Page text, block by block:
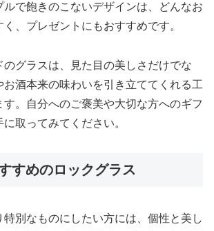
ルで飽きのこないデザインは、どんなお
、プレゼントにもおすすめです。
のグラスは、見た目の美しさだけでな
お酒本来の味わいを引き立ててくれる工
す。自分へのご褒美や大切な方へのギフ
に取ってみてください。
すめのロックグラス
特別なものにしたい方には、個性と美し